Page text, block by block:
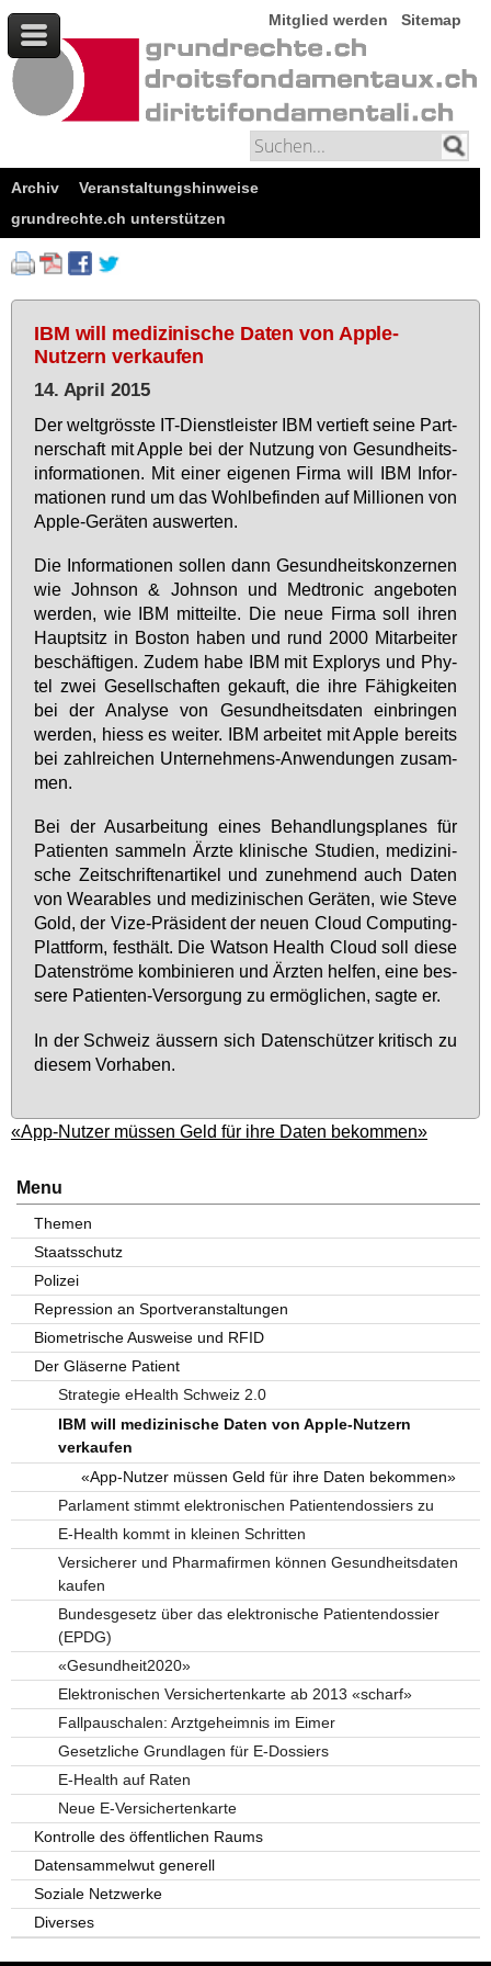
Mitglied werden Sitemap
Archiv
Veranstaltungshinweise
grundrechte.ch unterstützen
IBM will medizinische Daten von Apple-
Nutzern verkaufen
14. April 2015
Der welt­gröss­te IT-Dienst­leis­ter IBM ver­tieft sei­ne Part­
ner­schaft mit App­le bei der Nut­zung von Ge­sund­heits­
in­for­ma­tio­nen. Mit ei­ner ei­ge­nen Fir­ma will IBM In­for­
ma­tio­nen rund um das Wohl­be­fin­den auf Mil­lio­nen von
App­le-Ge­rä­ten aus­wer­ten.
Die In­for­ma­tio­nen sol­len dann Ge­sund­heits­kon­zer­nen
wie John­son & John­son und Med­t­ro­nic an­ge­bo­ten
wer­den, wie IBM mit­teil­te. Die neue Fir­ma soll ih­ren
Haupt­sitz in Bos­ton ha­ben und rund 2000 Mit­ar­bei­ter
be­schäf­ti­gen. Zu­dem ha­be IBM mit Ex­plo­rys und Phy­
tel zwei Ge­sell­schaf­ten ge­kauft, die ih­re Fä­hig­kei­ten
bei der Ana­ly­se von Ge­sund­heits­da­ten ein­brin­gen
wer­den, hiess es wei­ter. IBM ar­bei­tet mit App­le be­reits
bei zahl­rei­chen Un­ter­neh­mens-An­wen­dun­gen zu­sam­
men.
Bei der Aus­ar­bei­tung ei­nes Be­hand­lungs­pla­nes für
Pa­ti­en­ten sam­meln Ärz­te kli­ni­sche Stu­di­en, me­di­zi­ni­
sche Zeit­schrif­ten­ar­ti­kel und zu­neh­mend auch Da­ten
von Weara­bles und me­di­zi­ni­schen Ge­rä­ten, wie Ste­ve
Gold, der Vi­ze-Prä­si­dent der neu­en Cloud Com­pu­ting-
Platt­form, fest­hält. Die Wat­son Health Cloud soll die­se
Da­ten­strö­me kom­bi­nie­ren und Ärz­ten hel­fen, ei­ne bes­
se­re Pa­ti­en­ten-Ver­sor­gung zu er­mög­li­chen, sag­te er.
In der Schweiz äus­sern sich Da­ten­schüt­zer kri­tisch zu
die­sem Vor­ha­ben.
«App-Nutzer müssen Geld für ihre Daten bekommen»
Menu
Themen
Staatsschutz
Polizei
Repression an Sportveranstaltungen
Biometrische Ausweise und RFID
Der Gläserne Patient
Strategie eHealth Schweiz 2.0
IBM will medizinische Daten von Apple-Nutzern
verkaufen
«App-Nutzer müssen Geld für ihre Daten bekommen»
Parlament stimmt elektronischen Patientendossiers zu
E-Health kommt in kleinen Schritten
Versicherer und Pharmafirmen können Gesundheitsdaten
kaufen
Bundesgesetz über das elektronische Patientendossier
(EPDG)
«Gesundheit2020»
Elektronischen Versichertenkarte ab 2013 «scharf»
Fallpauschalen: Arztgeheimnis im Eimer
Gesetzliche Grundlagen für E-Dossiers
E-Health auf Raten
Neue E-Versichertenkarte
Kontrolle des öffentlichen Raums
Datensammelwut generell
Soziale Netzwerke
Diverses